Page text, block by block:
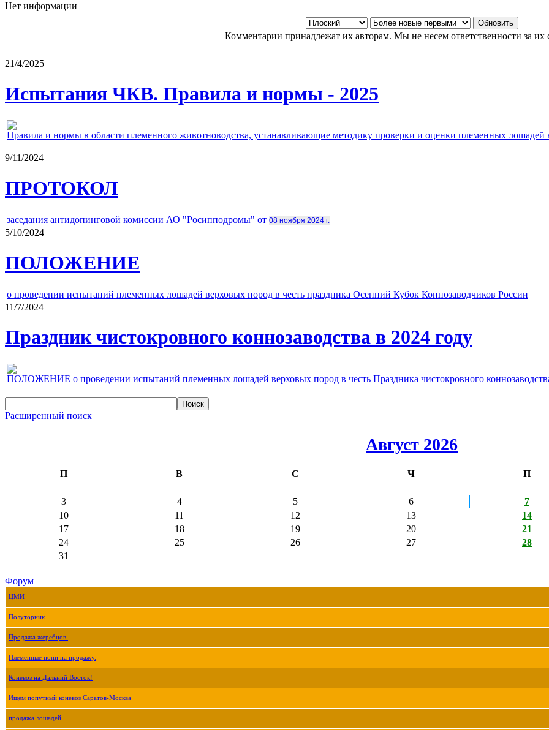
Нет информации
Комментарии принадлежат их авторам. Мы не несем ответственности за их
21/4/2025
Испытания ЧКВ. Правила и нормы - 2025
Правила и нормы в области племенного животноводства, устанавливающие методику проверки и оценки племенных
9/11/2024
ПРОТОКОЛ
заседания антидопинговой комиссии АО "Росипподромы" от 08 ноября 2024 г.
5/10/2024
ПОЛОЖЕНИЕ
о проведении испытаний племенных лошадей верховых пород в честь праздника Осенний Кубок Коннозаводчиков России
11/7/2024
Праздник чистокровного коннозаводства в 2024 году
ПОЛОЖЕНИЕ о проведении испытаний племенных лошадей верховых пород в честь Праздника чистокровного
Расширенный поиск
Август 2026
П В С Ч П
3
4 5 6 7
10
11 12 13 14
17
18 19 20 21
24
25 26 27 28
31
Форум
ЦМИ
Полуторник
Продажа жеребцов.
Племенные пони на продажу.
Коневоз на Дальний Восток!
Ищем попутный коневоз Саратов-Москва
продажа лошадей